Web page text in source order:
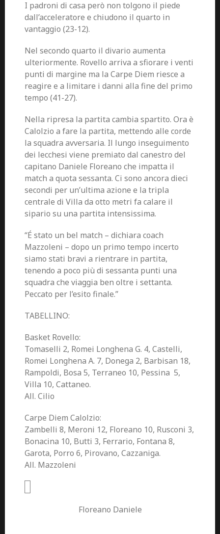
I padroni di casa però non tolgono il piede
dall’acceleratore e chiudono il quarto in
vantaggio (23-12).
Nel secondo quarto il divario aumenta
ulteriormente. Rovello arriva a sfiorare i venti
punti di margine ma la Carpe Diem riesce a
reagire e a limitare i danni alla fine del primo
tempo (41-27).
Nella ripresa la partita cambia spartito. Ora è
Calolzio a fare la partita, mettendo alle corde
la squadra avversaria. Il lungo inseguimento
dei lecchesi viene premiato dal canestro del
capitano Daniele Floreano che impatta il
match a quota sessanta. Ci sono ancora dieci
secondi per un’ultima azione e la tripla
centrale di Villa da otto metri fa calare il
sipario su una partita intensissima.
“É stato un bel match – dichiara coach
Mazzoleni – dopo un primo tempo incerto
siamo stati bravi a rientrare in partita,
tenendo a poco più di sessanta punti una
squadra che viaggia ben oltre i settanta.
Peccato per l’esito finale.”
TABELLINO:
Basket Rovello:
Tomaselli 2, Romei Longhena G. 4, Castelli,
Romei Longhena A. 7, Donega 2, Barbisan 18,
Rampoldi, Bosa 5, Terraneo 10, Pessina 5,
Villa 10, Cattaneo.
All. Cilio
Carpe Diem Calolzio:
Zambelli 8, Meroni 12, Floreano 10, Rusconi 3,
Bonacina 10, Butti 3, Ferrario, Fontana 8,
Garota, Porro 6, Pirovano, Cazzaniga.
All. Mazzoleni
Floreano Daniele